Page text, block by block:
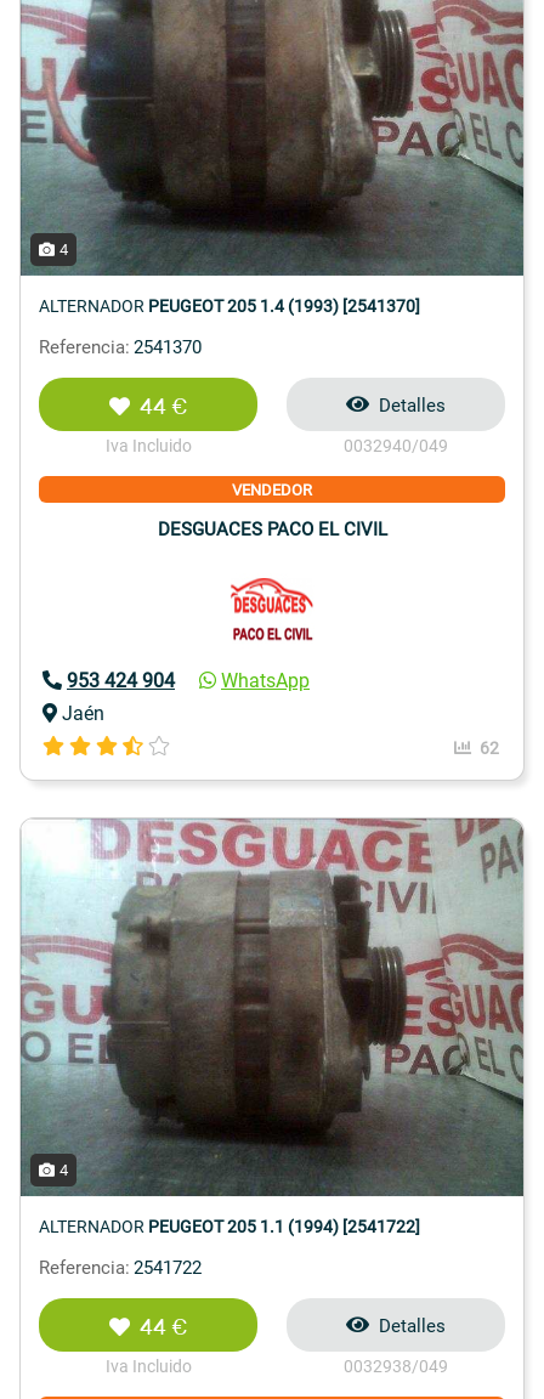
4
ALTERNADOR PEUGEOT 205 1.4 (1993) [2541370]
Referencia: 2541370
44 €
Iva Incluido
Detalles
0032940/049
VENDEDOR
DESGUACES PACO EL CIVIL
953 424 904
WhatsApp
Jaén
62
4
ALTERNADOR PEUGEOT 205 1.1 (1994) [2541722]
Referencia: 2541722
44 €
Iva Incluido
Detalles
0032938/049